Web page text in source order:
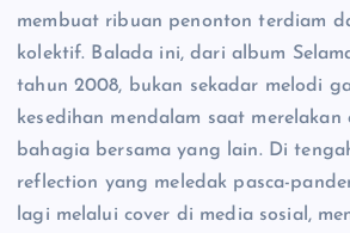
membuat ribuan penonton terdiam
kolektif. Balada ini, dari album
tahun 2008, bukan sekadar melodi
kesedihan mendalam saat
bahagia bersama yang lain. Di
reflection yang meledak pasca-
lagi melalui cover di media sosial,